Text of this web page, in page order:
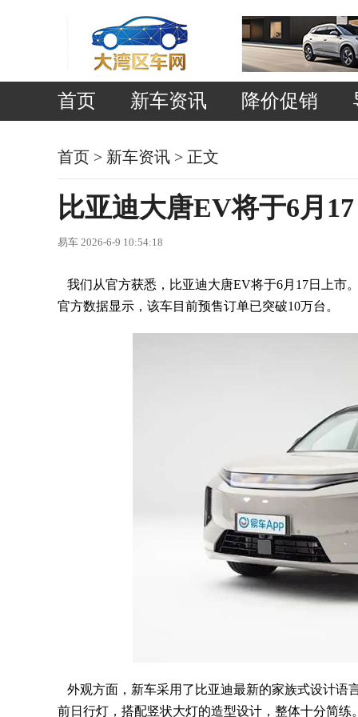
首页 新车资讯 降价促销
首页 > 新车资讯 > 正文
比亚迪大唐EV将于6月
易车 2026-6-9 10:54:18
我们从官方获悉，比亚迪大唐EV将于6月17日上市
官方数据显示，该车目前预售订单已突破10万台。
外观方面，新车采用了比亚迪最新的家族式设计语
前日行灯，搭配竖状大灯的造型设计，整体十分简